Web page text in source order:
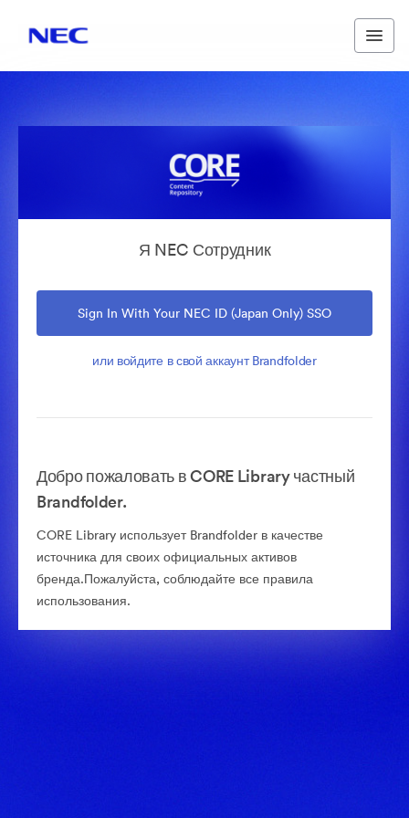
Я NEC Сотрудник
Sign In With Your NEC ID (Japan Only) SSO
или войдите в свой аккаунт Brandfolder
Добро пожаловать в CORE Library частный
Brandfolder.
CORE Library использует Brandfolder в качестве
источника для своих официальных активов
бренда.Пожалуйста, соблюдайте все правила
использования.